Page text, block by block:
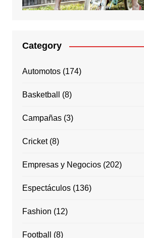
Category
Automotos(174)
Basketball (8)
Campañas(3)
Cricket(8)
Empresas y Negocios(202)
Espectáculos(136)
Fashion (12)
Football (8)